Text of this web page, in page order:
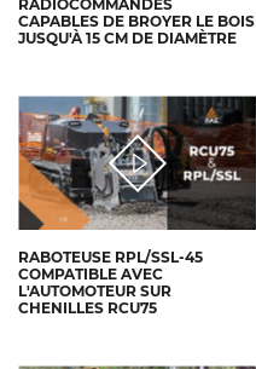
RADIOCOMMANDÉS
CAPABLES DE BROYER LE BOIS
JUSQU'À 15 CM DE DIAMÈTRE
RABOTEUSE RPL/SSL-45
COMPATIBLE AVEC
L'AUTOMOTEUR SUR
CHENILLES RCU75